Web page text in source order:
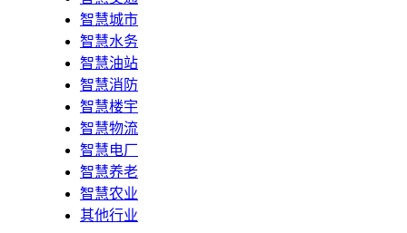
智慧城市
智慧水务
智慧油站
智慧消防
智慧楼宇
智慧物流
智慧电厂
智慧养老
智慧农业
其他行业